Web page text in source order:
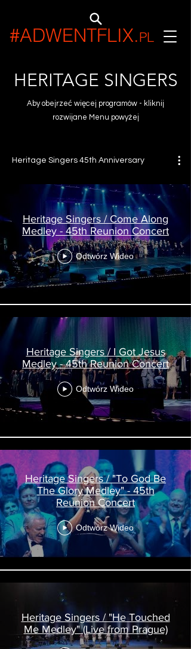
#ADWENTFLIX.PL
HERITAGE SINGERS
Aby obejrzeć więcej programów - kliknij
rozwijane Menu powyżej
Heritage Singers 45th Anniversary
Heritage Singers / Come Along
Medley - 45th Reunion Concert
Odtwórz Wideo
Heritage Singers / I Got Jesus
Medley - 45th Reunion Concert
Odtwórz Wideo
Heritage Singers / "To God Be
The Glory Medley" - 45th
Reunion Concert
Odtwórz Wideo
Heritage Singers / "He Touched
Me Medley" (Live from Prague)